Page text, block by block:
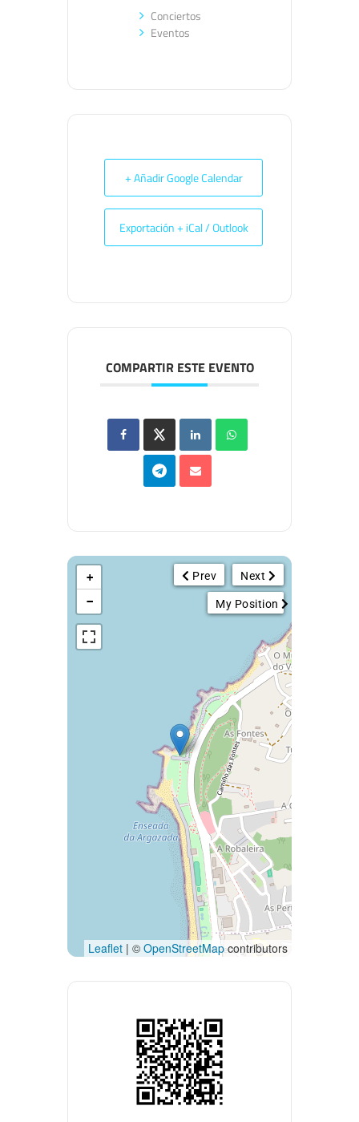
Conciertos
Eventos
+ Añadir Google Calendar
Exportación + iCal / Outlook
COMPARTIR ESTE EVENTO
Next
Prev
My Position
+
−
Leaflet | © OpenStreetMapcontributors